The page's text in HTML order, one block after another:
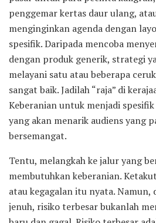
penggemar kertas daur ulang,
menginginkan agenda dengan
spesifik. Daripada mencoba
dengan produk generik, strategi
melayani satu atau beberapa
sangat baik. Jadilah “raja” di
Keberanian untuk menjadi
yang akan menarik audiens yang
bersemangat.
Tentu, melangkah ke jalur yang
membutuhkan keberanian.
atau kegagalan itu nyata. Namun,
jenuh, risiko terbesar bukanlah